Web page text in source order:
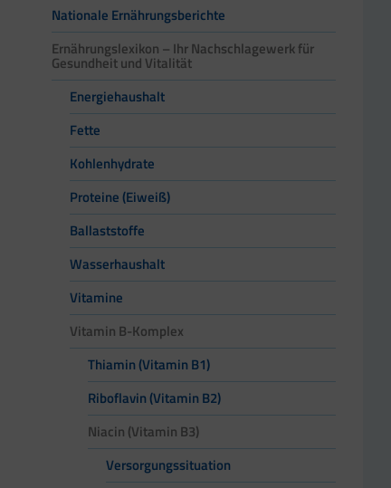
Nationale Ernährungsberichte
Ernährungslexikon – Ihr Nachschlagewerk für
Gesundheit und Vitalität
Energiehaushalt
Fette
Kohlenhydrate
Proteine (Eiweiß)
Ballaststoffe
Wasserhaushalt
Vitamine
Vitamin B-Komplex
Thiamin (Vitamin B1)
Riboflavin (Vitamin B2)
Niacin (Vitamin B3)
Versorgungssituation